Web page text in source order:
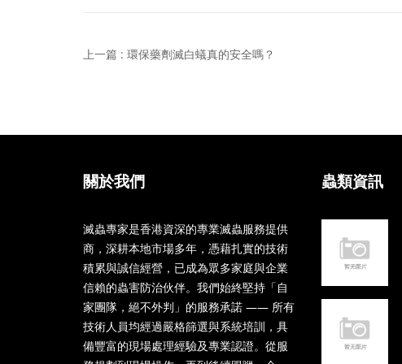
上一篇 : 環保藥劑滅白蟻真的安全嗎？
關於我們
滅蟲專家是香港資深的專業滅蟲服務提供
商，深耕本地市場多年，憑藉扎實的技術
積累與誠信經營，已成為眾多家庭與企業
信賴的蟲害防治伙伴。我們始終堅持「自
家團隊，絕不外判」的服務承諾 —— 所有
技術人員均經過嚴格篩選與系統培訓，具
備豐富的現場處理經驗及專業認證。從服
蟲類資訊